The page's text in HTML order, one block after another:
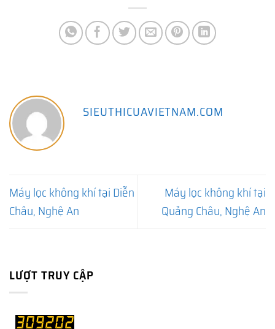
SIEUTHICUAVIETNAM.COM
Máy lọc không khí tại Diễn
Châu, Nghệ An
Máy lọc không khí tại
Quảng Châu, Nghệ An
LƯỢT TRUY CẬP